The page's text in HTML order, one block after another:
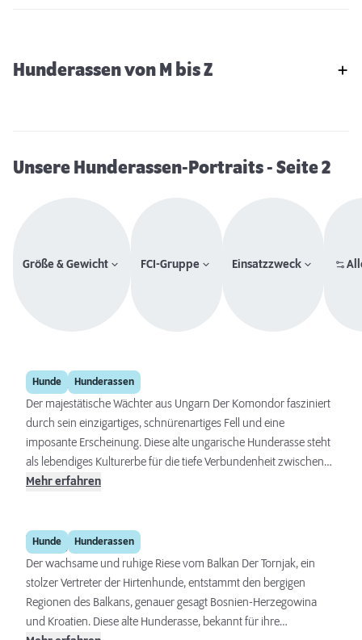
Hunderassen von M bis Z
Unsere Hunderassen-Portraits- Seite 2
Größe & Gewicht FCI-Gruppe Einsatzzweck
Hunde Hunderassen
Komondor
Der majestätische Wächter aus Ungarn Der Komondor fasziniert
durch sein einzigartiges, schnürenartiges Fell und eine
imposante Erscheinung. Diese alte ungarische Hunderasse steht
als lebendiges Kulturerbe für die tiefe Verbundenheit zwischen
Mensch und Natur. Ursprünglich als Hütehund für Herden
Mehr erfahren
Hunde Hunderassen
Tornjak
Der wachsame und ruhige Riese vom Balkan Der Tornjak, ein
stolzer Vertreter der Hirtenhunde, entstammt den bergigen
Regionen des Balkans, genauer gesagt Bosnien-Herzegowina
und Kroatien. Diese alte Hunderasse, bekannt für ihre